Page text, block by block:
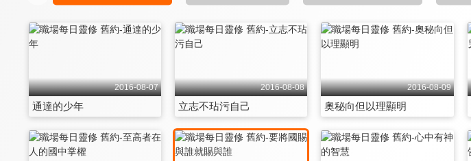
2016-08-07
通達的少年
2016-08-08
立志不玷污自己
2016-08-09
奧秘向但以理顯明